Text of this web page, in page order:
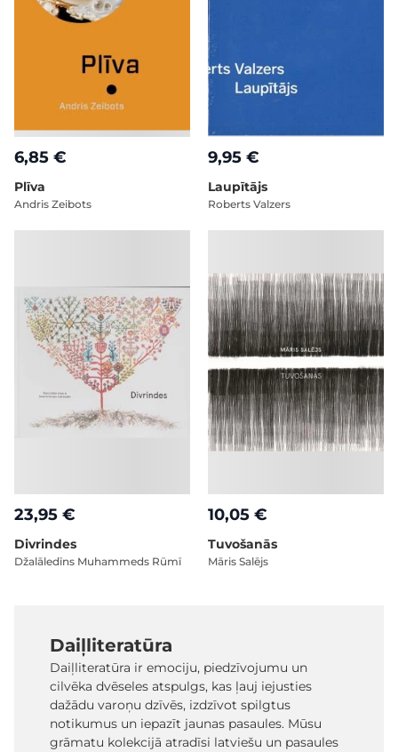
6,85 €
Plīva
Andris Zeibots
9,95 €
Laupītājs
Roberts Valzers
23,95 €
Divrindes
Džalāledīns Muhammeds Rūmī
10,05 €
Tuvošanās
Māris Salējs
Daiļliteratūra
Daiļliteratūra ir emociju, piedzīvojumu un
cilvēka dvēseles atspulgs, kas ļauj iejusties
dažādu varoņu dzīvēs, izdzīvot spilgtus
notikumus un iepazīt jaunas pasaules. Mūsu
grāmatu kolekcijā atradīsi latviešu un pasaules